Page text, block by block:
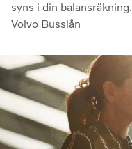
syns i din balansräkning.
Volvo Busslån